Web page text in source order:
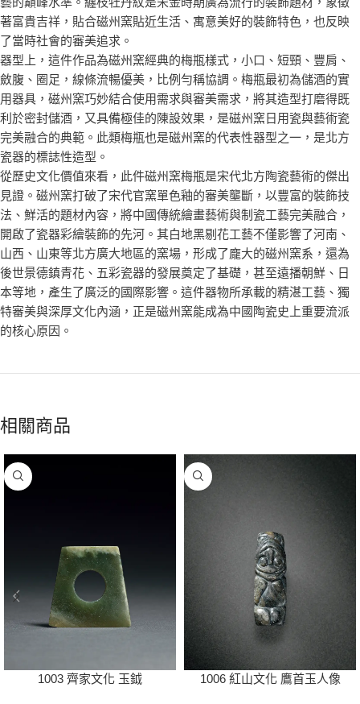
著富貴吉祥，貼合磁州窯貼近生活、寓意美好的裝飾特色，也反映
了當時社會的審美追求。
器型上，這件作品為磁州窯經典的梅瓶樣式，小口、短頸、豐肩、
斂腹、圈足，線條流暢優美，比例勻稱協調。梅瓶最初為儲酒的實
用器具，磁州窯巧妙結合使用需求與審美需求，將其造型打磨得既
利於密封儲酒，又具備極佳的陳設效果，是磁州窯日用瓷與藝術瓷
完美融合的典範。此類梅瓶也是磁州窯的代表性器型之一，是北方
瓷器的標誌性造型。
從歷史文化價值來看，此件磁州窯梅瓶是宋代北方陶瓷藝術的傑出
見證。磁州窯打破了宋代官窯單色釉的審美壟斷，以豐富的裝飾技
法、鮮活的題材內容，將中國傳統繪畫藝術與制瓷工藝完美融合，
開啟了瓷器彩繪裝飾的先河。其白地黑剔花工藝不僅影響了河南、
山西、山東等北方廣大地區的窯場，形成了龐大的磁州窯系，還為
後世景德鎮青花、五彩瓷器的發展奠定了基礎，甚至遠播朝鮮、日
本等地，產生了廣泛的國際影響。這件器物所承載的精湛工藝、獨
特審美與深厚文化內涵，正是磁州窯能成為中國陶瓷史上重要流派
的核心原因。
相關商品
1003 齊家文化 玉鉞 1006 紅山文化 鷹首玉人像